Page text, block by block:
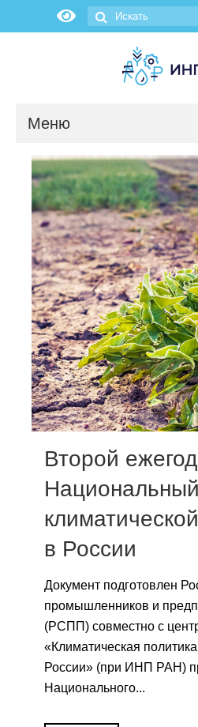
Меню
Новости
О нас
Об институте
Научные
Администрация
Сотрудники
Отчетность
Противодействие
Материалы для СМИ
Публикации
Научная жизнь
Издания
Проблемы
О журнале
Номера журналов
Второй
в России
Документ подготовлен
промышленников и
(РСПП) совместно с
«Климатическая
России» (при ИНП РАН)
Национального...